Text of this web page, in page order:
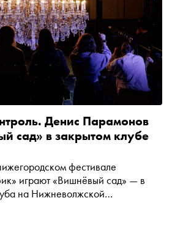
Денис Парамонов
сад» в закрытом клубе
фестивале
играют «Вишнёвый сад» — в
на Нижневолжской
ночных клуба подряд.